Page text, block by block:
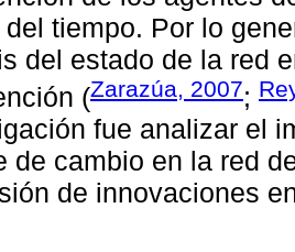
tiempo. Por lo
del estado de la red
(Zarazúa, 2007;
fue analizar el
de cambio en la red
de innovaciones